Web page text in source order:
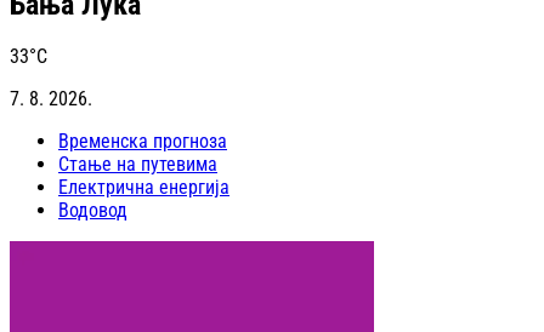
33°C
7. 8. 2026.
Временска прогноза
Стање на путевима
Електрична енергија
Водовод